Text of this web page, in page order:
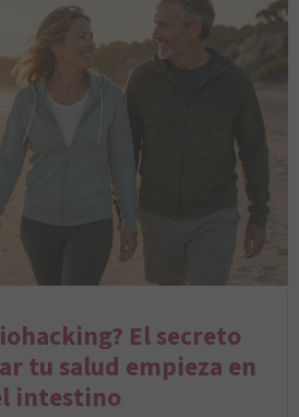
El secreto
tu salud empieza en
intestino